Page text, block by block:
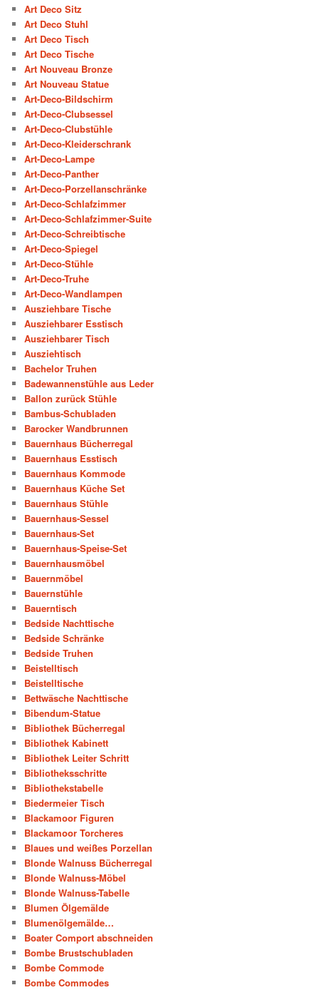
Art Deco Sitz
Art Deco Stuhl
Art Deco Tisch
Art Deco Tische
Art Nouveau Bronze
Art Nouveau Statue
Art-Deco-Bildschirm
Art-Deco-Clubsessel
Art-Deco-Clubstühle
Art-Deco-Kleiderschrank
Art-Deco-Lampe
Art-Deco-Panther
Art-Deco-Porzellanschränke
Art-Deco-Schlafzimmer
Art-Deco-Schlafzimmer-Suite
Art-Deco-Schreibtische
Art-Deco-Spiegel
Art-Deco-Stühle
Art-Deco-Truhe
Art-Deco-Wandlampen
Ausziehbare Tische
Ausziehbarer Esstisch
Ausziehbarer Tisch
Ausziehtisch
Bachelor Truhen
Badewannenstühle aus Leder
Ballon zurück Stühle
Bambus-Schubladen
Barocker Wandbrunnen
Bauernhaus Bücherregal
Bauernhaus Esstisch
Bauernhaus Kommode
Bauernhaus Küche Set
Bauernhaus Stühle
Bauernhaus-Sessel
Bauernhaus-Set
Bauernhaus-Speise-Set
Bauernhausmöbel
Bauernmöbel
Bauernstühle
Bauerntisch
Bedside Nachttische
Bedside Schränke
Bedside Truhen
Beistelltisch
Beistelltische
Bettwäsche Nachttische
Bibendum-Statue
Bibliothek Bücherregal
Bibliothek Kabinett
Bibliothek Leiter Schritt
Bibliotheksschritte
Bibliothekstabelle
Biedermeier Tisch
Blackamoor Figuren
Blackamoor Torcheres
Blaues und weißes Porzellan
Blonde Walnuss Bücherregal
Blonde Walnuss-Möbel
Blonde Walnuss-Tabelle
Blumen Ölgemälde
Blumenölgemälde…
Boater Comport abschneiden
Bombe Brustschubladen
Bombe Commode
Bombe Commodes